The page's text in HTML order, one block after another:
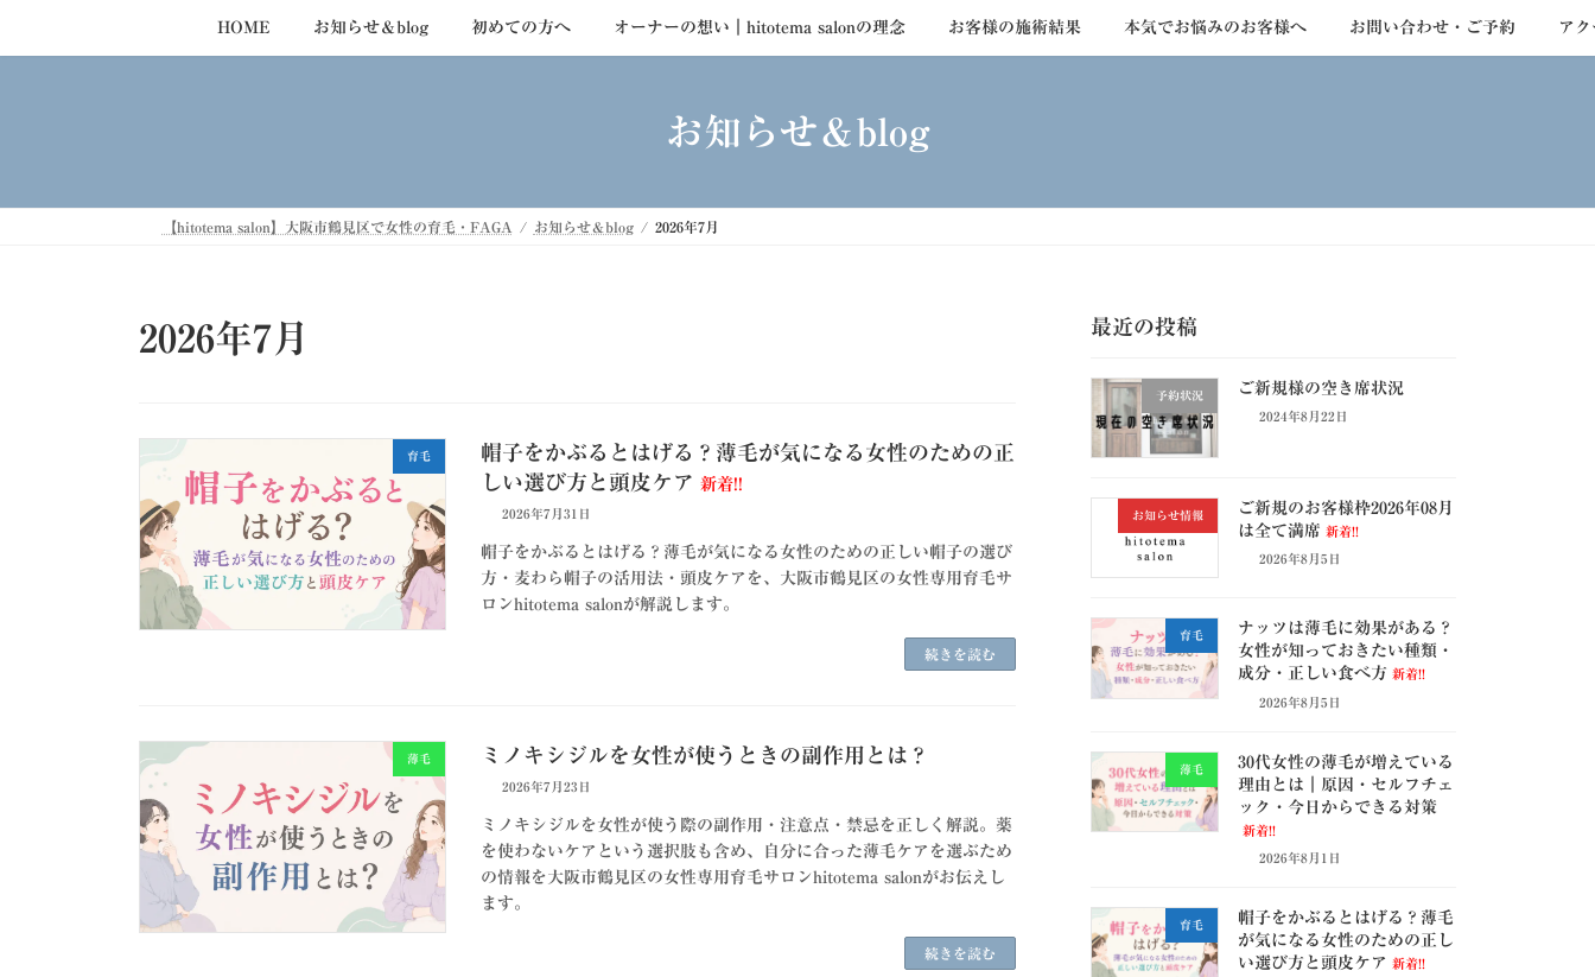
キ
に
HOME お知らせ＆blog 初めての方へ オーナーの想い｜hitotema salonの理念 お客様の施術結果 本気でお悩みのお客様へ お問い合わせ・ご予約 ア
お知らせ＆blog
【hitotema salon】大阪市鶴見区で女性の育毛・FAGA お知らせ＆blog 2026年7月
2026年7月
育毛
帽子をかぶるとはげる？薄毛が気になる女性のための正
しい選び方と頭皮ケア 新着!!
2026年7月31日
帽子をかぶるとはげる？薄毛が気になる女性のための正しい帽子の選び
方・麦わら帽子の活用法・頭皮ケアを、大阪市鶴見区の女性専用育毛サ
ロンhitotema salonが解説します。
続きを読む
薄毛 ミノキシジルを女性が使うときの副作用とは？
2026年7月23日
ミノキシジルを女性が使う際の副作用・注意点・禁忌を正しく解説。薬
を使わないケアという選択肢も含め、自分に合った薄毛ケアを選ぶため
の情報を大阪市鶴見区の女性専用育毛サロンhitotema salonがお伝えし
ます。
続きを読む
最近の投稿
予約状況 ご新規様の空き席状況
2024年8月22日
お知らせ情報
ご新規のお客様枠2026年08月
は全て満席 新着!!
2026年8月5日
育毛
ナッツは薄毛に効果がある？
女性が知っておきたい種類・
成分・正しい食べ方 新着!!
2026年8月5日
薄毛
30代女性の薄毛が増えている
理由とは｜原因・セルフチェ
ック・今日からできる対策
新着!!
2026年8月1日
育毛
帽子をかぶるとはげる？薄毛
が気になる女性のための正し
い選び方と頭皮ケア 新着!!